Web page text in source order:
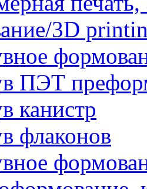
3D
ПЭТ
флаконов